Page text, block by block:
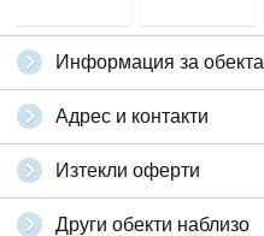
Информация за обекта
Адрес и контакти
Изтекли оферти
Други обекти наблизо